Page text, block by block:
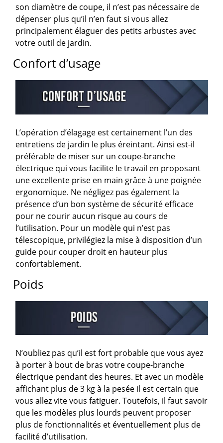
son diamètre de coupe, il n’est pas nécessaire de
dépenser plus qu’il n’en faut si vous allez
principalement élaguer des petits arbustes avec
votre outil de jardin.
Confort d’usage
L’opération d’élagage est certainement l’un des
entretiens de jardin le plus éreintant. Ainsi est-il
préférable de miser sur un coupe-branche
électrique qui vous facilite le travail en proposant
une excellente prise en main grâce à une poignée
ergonomique. Ne négligez pas également la
présence d’un bon système de sécurité efficace
pour ne courir aucun risque au cours de
l’utilisation. Pour un modèle qui n’est pas
télescopique, privilégiez la mise à disposition d’un
guide pour couper droit en hauteur plus
confortablement.
Poids
N’oubliez pas qu’il est fort probable que vous ayez
à porter à bout de bras votre coupe-branche
électrique pendant des heures. Et avec un modèle
affichant plus de 3 kg à la pesée il est certain que
vous allez vite vous fatiguer. Toutefois, il faut savoir
que les modèles plus lourds peuvent proposer
plus de fonctionnalités et éventuellement plus de
facilité d’utilisation.